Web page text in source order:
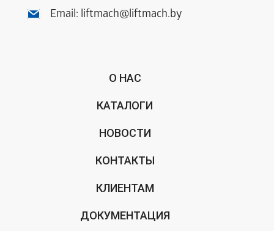
Email: liftmach@liftmach.by
О НАС
КАТАЛОГИ
НОВОСТИ
КОНТАКТЫ
КЛИЕНТАМ
ДОКУМЕНТАЦИЯ